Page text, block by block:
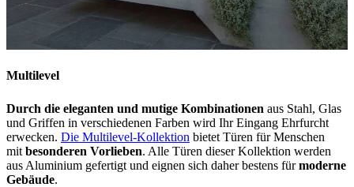
Multilevel
Durch die eleganten und mutige Kombinationen aus Stahl, Glas
und Griffen in verschiedenen Farben wird Ihr Eingang Ehrfurcht
erwecken. Die Multilevel-Kollektion bietet Türen für Menschen
mit besonderen Vorlieben. Alle Türen dieser Kollektion werden
aus Aluminium gefertigt und eignen sich daher bestens fürmoderne
Gebäude.